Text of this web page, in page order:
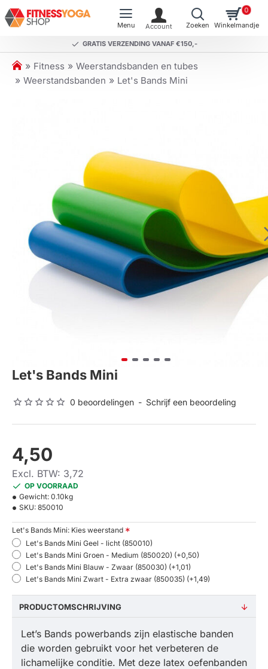
GRATIS VERZENDING VANAF €150,-
0
h
o
Fitness
Weerstandsbanden en tubes
Weerstandsbanden
Let's Bands Mini
Let's Bands Mini
0 beoordelingen - Schrijf een beoordeling
4,50
Excl. BTW: 3,72
OP VOORRAAD
Gewicht: 0.10kg
SKU: 850010
Let's Bands Mini: Kies weerstand
Let's Bands Mini Geel - licht (850010)
Let's Bands Mini Groen - Medium (850020) (+0,50)
Let's Bands Mini Blauw - Zwaar (850030) (+1,01)
Let's Bands Mini Zwart - Extra zwaar (850035) (+1,49)
PRODUCTOMSCHRIJVING
Let’s Bands powerbands zijn elastische banden
die worden gebruikt voor het verbeteren de
lichamelijke conditie. Met deze latex oefenbanden